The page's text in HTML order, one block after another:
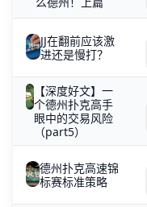
JJ在翻前应该激
进还是慢打？
【深度好文】一
个德州扑克高手
眼中的交易风险
（part5）
德州扑克高速锦
标赛标准策略